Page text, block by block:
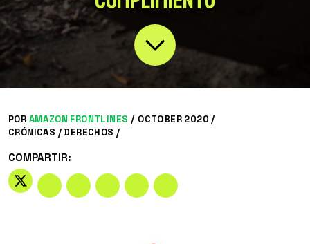
POR AMAZON FRONTLINES / OCTOBER 2020 /
CRÓNICAS /DERECHOS /
COMPARTIR: